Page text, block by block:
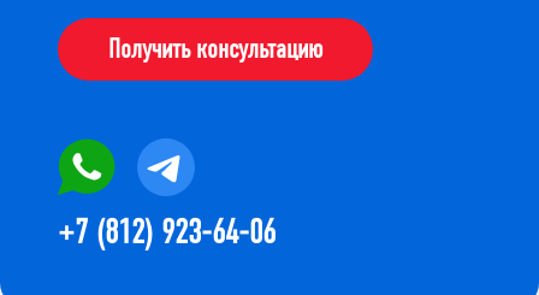
Получить консультацию
+7 (812) 923-64-06